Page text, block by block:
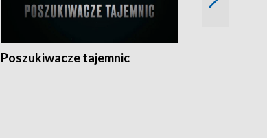
Poszukiwacze tajemnic